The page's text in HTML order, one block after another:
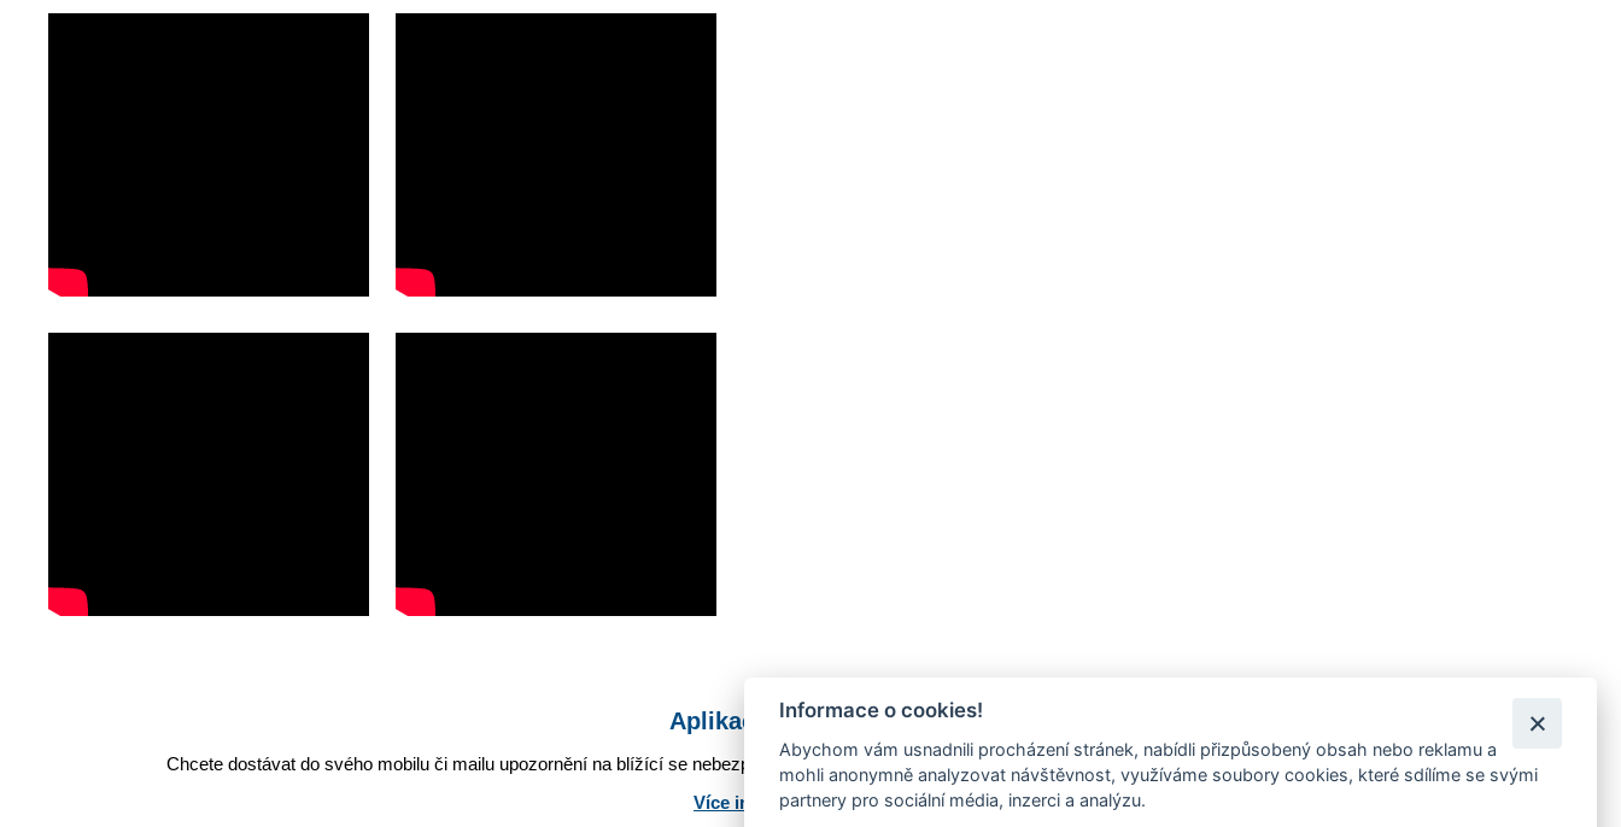
Aplikace Mobilní rozhlas
Chcete dostávat do svého mobilu či mailu upozornění na blížící se nebezpečí, odstávky, poruchy a výpadky energií, ankety, pozvánky na kulturní a sportovní akce?
Více informací o aplikaci
Informace o cookies!
Abychom vám usnadnili procházení stránek, nabídli přizpůsobený obsah nebo reklamu a
mohli anonymně analyzovat návštěvnost, využíváme soubory cookies, které sdílíme se svými
partnery pro sociální média, inzerci a analýzu.